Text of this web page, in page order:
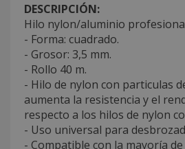
DESCRIPCIÓN:
Hilo nylon/aluminio
- Forma: cuadrado.
- Grosor: 3,5 mm.
- Rollo 40 m.
- Hilo de nylon con particulas
aumenta la resistencia y el
respecto a los hilos de nylon
- Uso universal para
- Compatible con la mayoría